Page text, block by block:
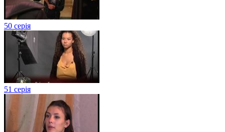
50 серія
51 серія